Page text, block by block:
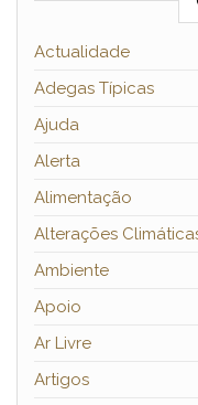
Actualidade
Adegas Típicas
Ajuda
Alerta
Alimentação
Alterações
Ambiente
Apoio
Ar Livre
Artigos